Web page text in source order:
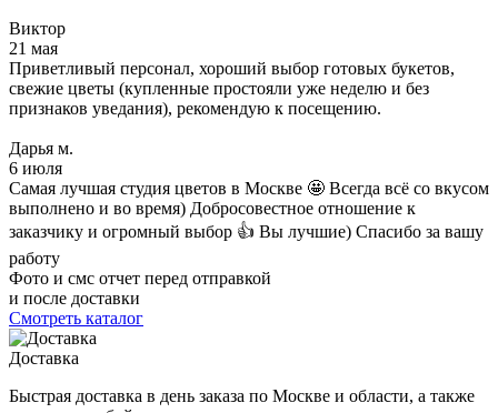
Виктор
21 мая
Приветливый персонал, хороший выбор готовых букетов,
свежие цветы (купленные простояли уже неделю и без
признаков уведания), рекомендую к посещению.
Дарья м.
6 июля
Самая лучшая студия цветов в Москве 🤩 Всегда всё со вкусом
выполнено и во время) Добросовестное отношение к
заказчику и огромный выбор 👍 Вы лучшие) Спасибо за вашу
работу
Фото и смс отчет перед отправкой
и после доставки
Смотреть каталог
Доставка
Быстрая доставка в день заказа по Москве и области, а также